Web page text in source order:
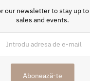
our newsletter to stay up to
sales and events.
Abonează-te